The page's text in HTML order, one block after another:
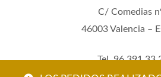
C/ Comedias
46003 Valencia –
Tel. 96 391 33